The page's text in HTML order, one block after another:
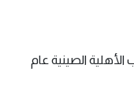
الصينية عام